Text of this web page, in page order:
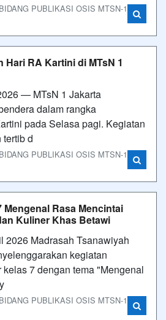
PUBLIKASI OSIS MTSN-1
Hari RA Kartini di MTsN 1
— MTsN 1 Jakarta
dalam rangka
pada Selasa pagi. Kegiatan
d
PUBLIKASI OSIS MTSN-1
Rasa Mencintai
Kuliner Khas Betawi
Madrasah Tsanawiyah
kegiatan
7 dengan tema "Mengenal
PUBLIKASI OSIS MTSN-1